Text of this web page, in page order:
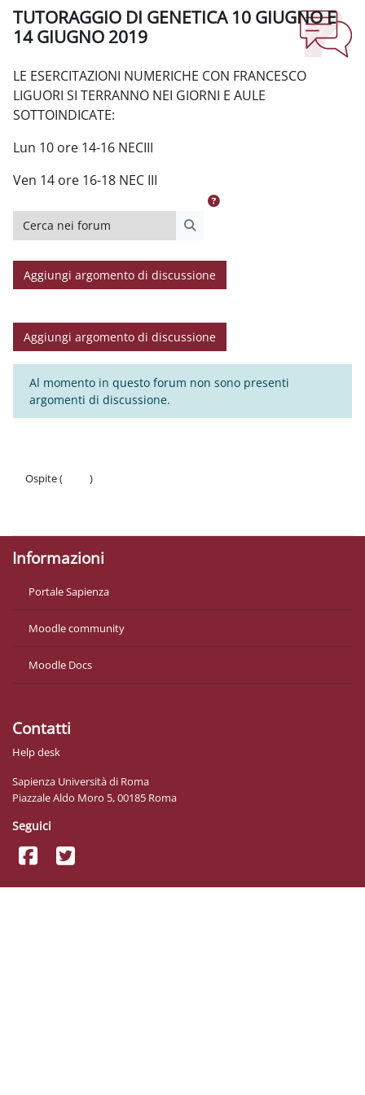
TUTORAGGIO DI GENETICA 10 GIUGNO E
14 GIUGNO 2019
LE ESERCITAZIONI NUMERICHE CON FRANCESCO
LIGUORI SI TERRANNO NEI GIORNI E AULE
SOTTOINDICATE:
Lun 10 ore 14-16 NECIII
Ven 14 ore 16-18 NEC III
Cerca nei forum
Aggiungi argomento di discussione
Aggiungi argomento di discussione
Al momento in questo forum non sono presenti
argomenti di discussione.
Ospite (
)
Informazioni
Portale Sapienza
Moodle community
Moodle Docs
Contatti
Help desk
Sapienza Università di Roma
Piazzale Aldo Moro 5, 00185 Roma
Seguici